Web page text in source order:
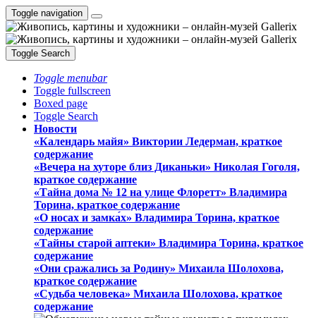
Toggle navigation
Toggle Search
Toggle menubar
Toggle fullscreen
Boxed page
Toggle Search
Новости
«Календарь майя» Виктории Ледерман, краткое
содержание
«Вечера на хуторе близ Диканьки» Николая Гоголя,
краткое содержание
«Тайна дома № 12 на улице Флоретт» Владимира
Торина, краткое содержание
«О носах и замка́х» Владимира Торина, краткое
содержание
«Тайны старой аптеки» Владимира Торина, краткое
содержание
«Они сражались за Родину» Михаила Шолохова,
краткое содержание
«Судьба человека» Михаила Шолохова, краткое
содержание